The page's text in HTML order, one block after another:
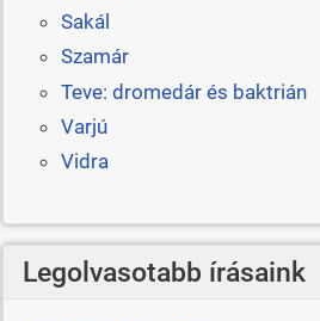
Sakál
Szamár
Teve: dromedár és baktrián
Varjú
Vidra
Legolvasotabb írásaink